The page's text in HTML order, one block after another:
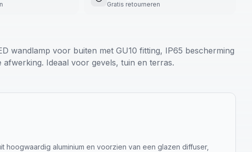
Gratis retourneren
wandlamp voor buiten met GU10 fitting, IP65 bescherming
Ideaal voor gevels, tuin en terras.
hoogwaardig aluminium en voorzien van een glazen diffuser,